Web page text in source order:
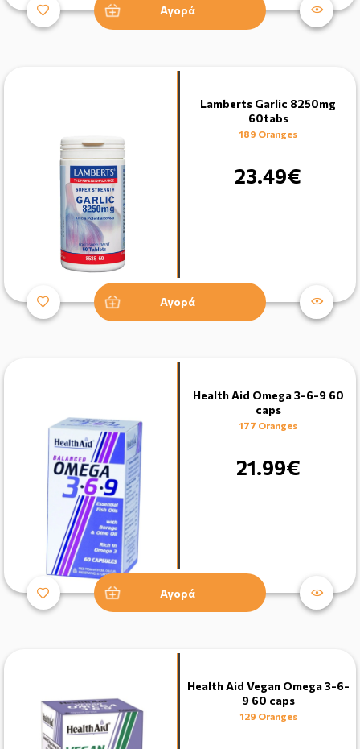
Αγορά
Lamberts Garlic 8250mg
60tabs
189 Oranges
23.49€
Αγορά
Health Aid Omega 3-6-9 60
caps
177 Oranges
21.99€
Αγορά
Health Aid Vegan Omega 3-6-
9 60 caps
129 Oranges